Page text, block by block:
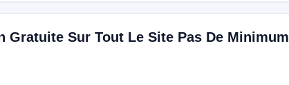
Gratuite Sur Tout Le Site Pas De Minimum